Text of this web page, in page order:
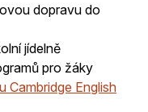
dopravu do
jídelně
pro žáky
Cambridge English